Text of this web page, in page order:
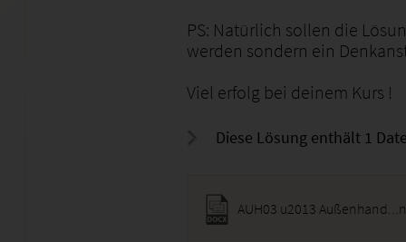
PS: Natürlich sollen die
werden sondern ein
Viel erfolg bei deinem Kurs !
Diese Lösung enthält 1